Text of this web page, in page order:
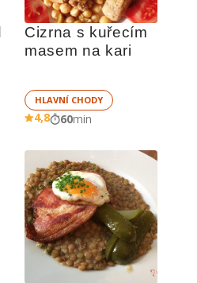
Cizrna s kuřecím
masem na kari
HLAVNÍ CHODY
4,8 60min